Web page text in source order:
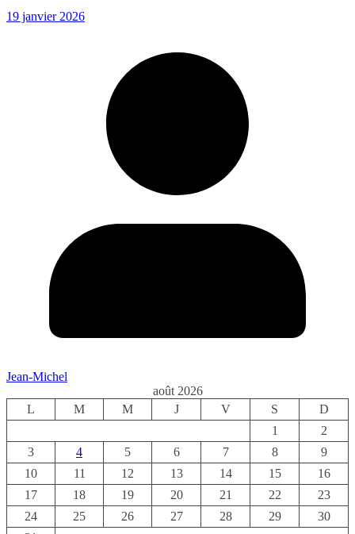
19 janvier 2026
Jean-Michel
août 2026
L
M M J V S
D
1
2
3
4 5 6 7 8
9
10
11 12 13 14 15
16
17
18 19 20 21 22
23
24
25 26 27 28 29
30